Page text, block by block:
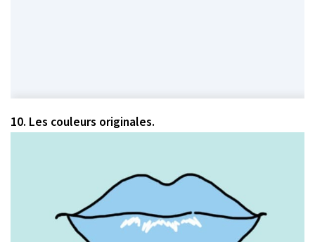
10. Les couleurs originales.